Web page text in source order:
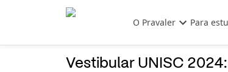
Pular para o conteúdo principal
O Pravaler Para
Vestibular UNISC